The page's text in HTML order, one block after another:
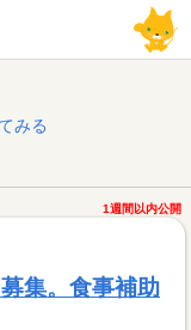
みる
1週間以内公開
集。食事補助